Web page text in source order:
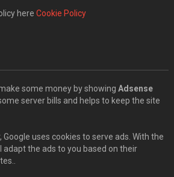
here Cookie Policy
some money by showing Adsense
server bills and helps to keep the site
uses cookies to serve ads. With the
adapt the ads to you based on their